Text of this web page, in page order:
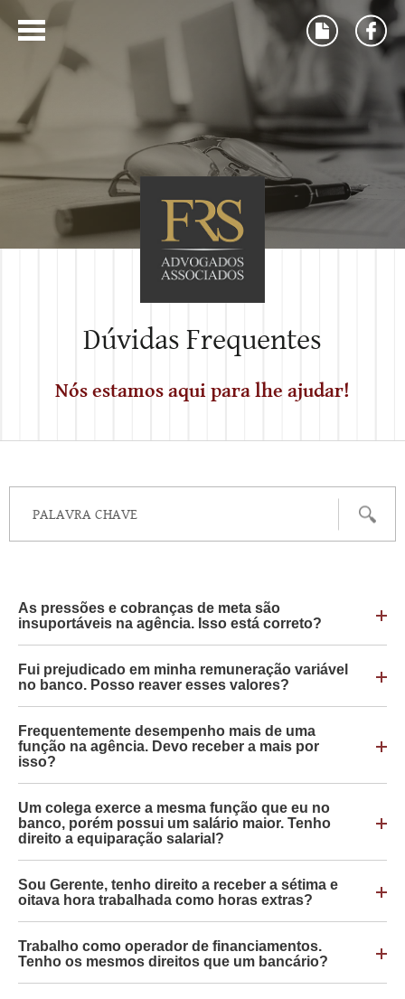
Dúvidas Frequentes
Nós estamos aqui para lhe ajudar!
As pressões e cobranças de meta são
insuportáveis na agência. Isso está correto?
Fui prejudicado em minha remuneração variável
no banco. Posso reaver esses valores?
Frequentemente desempenho mais de uma
função na agência. Devo receber a mais por
isso?
Um colega exerce a mesma função que eu no
banco, porém possui um salário maior. Tenho
direito a equiparação salarial?
Sou Gerente, tenho direito a receber a sétima e
oitava hora trabalhada como horas extras?
Trabalho como operador de financiamentos.
Tenho os mesmos direitos que um bancário?